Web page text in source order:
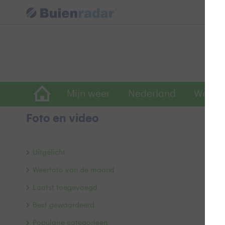
Mijn weer Nederland
Foto en video
Uitgelicht
Weerfoto van de maand
Laatst toegevoegd
Best gewaardeerd
Populaire categorieën